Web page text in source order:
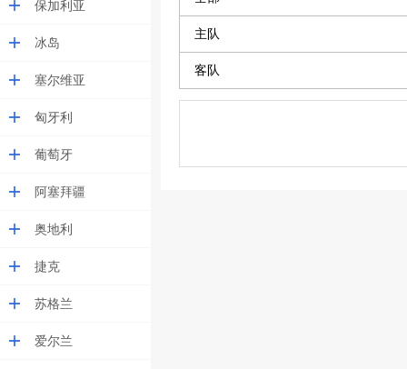
保加利亚
冰岛
塞尔维亚
匈牙利
葡萄牙
阿塞拜疆
奥地利
捷克
苏格兰
爱尔兰
主队
客队